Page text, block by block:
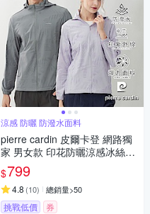
涼感 防曬 防潑水面料
pierre cardin 皮爾卡登 網路獨
家 男女款 印花防曬涼感冰絲可
拆帽連帽外套(多款任選)
$799
4.8 (10) 總銷量>50
挑戰低價 券